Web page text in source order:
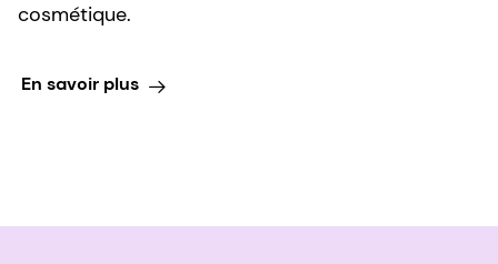
cosmétique.
En savoir plus